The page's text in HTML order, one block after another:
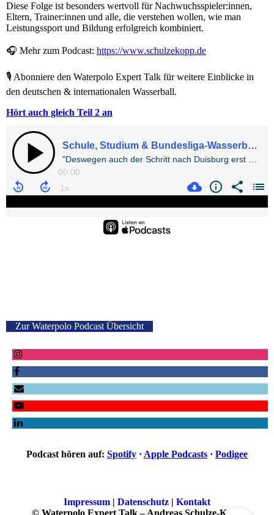
Diese Folge ist besonders wertvoll für Nachwuchsspieler:innen,
Eltern, Trainer:innen und alle, die verstehen wollen, wie man
Leistungssport und Bildung erfolgreich kombiniert.
🎧 Mehr zum Podcast: https://www.schulzekopp.de
🎙️ Abonniere den Waterpolo Expert Talk für weitere Einblicke in
den deutschen & internationalen Wasserball.
Hört auch gleich Teil 2 an
Zur Waterpolo Podcast Übersicht
Podcast hören auf: Spotify · Apple Podcasts · Podigee
Impressum | Datenschutz | Kontakt